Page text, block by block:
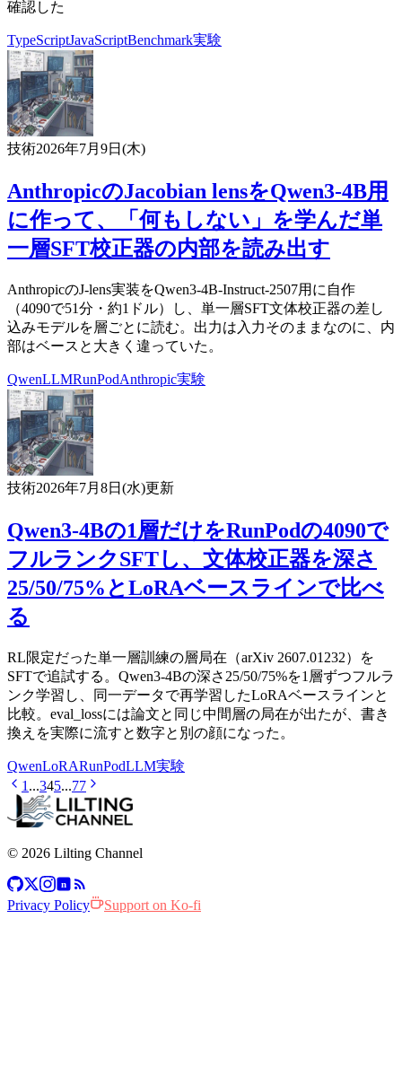
確認した
TypeScriptJavaScriptBenchmark実験
技術2026年7月9日(木)
AnthropicのJacobian lensをQwen3-4B用
に作って、「何もしない」を学んだ単
一層SFT校正器の内部を読み出す
AnthropicのJ-lens実装をQwen3-4B-Instruct-2507用に自作
（4090で51分・約1ドル）し、単一層SFT文体校正器の差し
込みモデルを層ごとに読む。出力は入力そのままなのに、内
部はベースと大きく違っていた。
QwenLLMRunPodAnthropic実験
技術2026年7月8日(水)更新
Qwen3-4Bの1層だけをRunPodの4090で
フルランクSFTし、文体校正器を深さ
25/50/75%とLoRAベースラインで比べ
る
RL限定だった単一層訓練の層局在（arXiv 2607.01232）を
SFTで追試する。Qwen3-4Bの深さ25/50/75%を1層ずつフルラ
ンク学習し、同一データで再学習したLoRAベースラインと
比較。eval_lossには論文と同じ中間層の局在が出たが、書き
換えを実際に流すと数字と別の顔になった。
QwenLoRARunPodLLM実験
1 ...345...77
© 2026 Lilting Channel
n
Privacy Policy Support on Ko-fi